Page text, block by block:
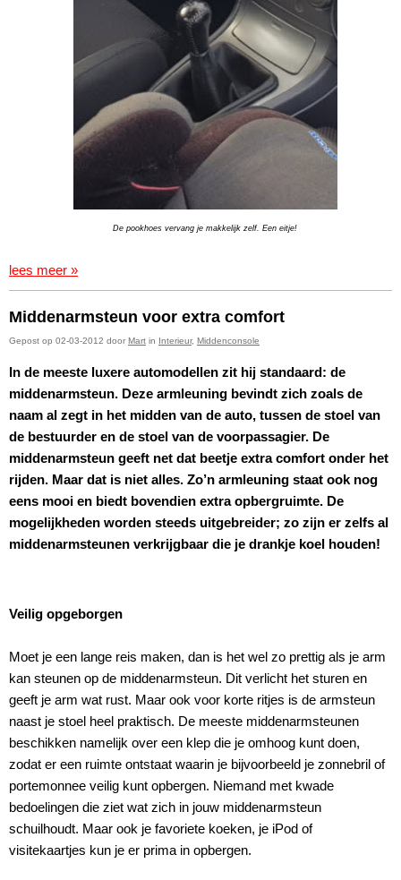
De pookhoes vervang je makkelijk zelf. Een eitje!
lees meer »
Middenarmsteun voor extra comfort
Gepost op 02-03-2012 door Mart in Interieur, Middenconsole
In de meeste luxere automodellen zit hij standaard: de
middenarmsteun. Deze armleuning bevindt zich zoals de
naam al zegt in het midden van de auto, tussen de stoel van
de bestuurder en de stoel van de voorpassagier. De
middenarmsteun geeft net dat beetje extra comfort onder het
rijden. Maar dat is niet alles. Zo’n armleuning staat ook nog
eens mooi en biedt bovendien extra opbergruimte. De
mogelijkheden worden steeds uitgebreider; zo zijn er zelfs al
middenarmsteunen verkrijgbaar die je drankje koel houden!
Veilig opgeborgen
Moet je een lange reis maken, dan is het wel zo prettig als je arm
kan steunen op de middenarmsteun. Dit verlicht het sturen en
geeft je arm wat rust. Maar ook voor korte ritjes is de armsteun
naast je stoel heel praktisch. De meeste middenarmsteunen
beschikken namelijk over een klep die je omhoog kunt doen,
zodat er een ruimte ontstaat waarin je bijvoorbeeld je zonnebril of
portemonnee veilig kunt opbergen. Niemand met kwade
bedoelingen die ziet wat zich in jouw middenarmsteun
schuilhoudt. Maar ook je favoriete koeken, je iPod of
visitekaartjes kun je er prima in opbergen.